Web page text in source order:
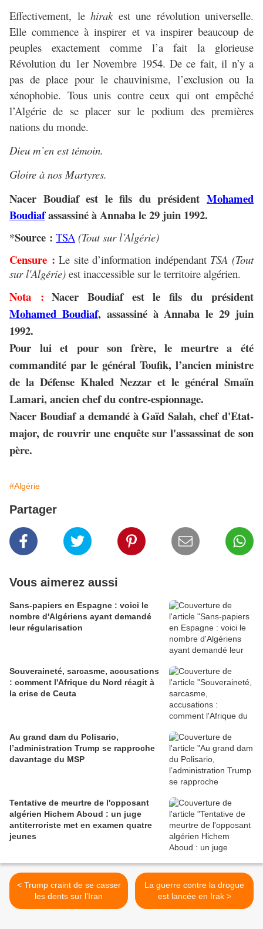
Effectivement, le hirak est une révolution universelle.
Elle commence à inspirer et va inspirer beaucoup de
peuples exactement comme l’a fait la glorieuse
Révolution du 1er Novembre 1954. De ce fait, il n’y a
pas de place pour le chauvinisme, l’exclusion ou la
xénophobie. Tous unis contre ceux qui ont empêché
l’Algérie de se placer sur le podium des premières
nations du monde.
Dieu m’en est témoin.
Gloire à nos Martyres.
Nacer Boudiaf est le fils du président Mohamed
Boudiafassassiné à Annaba le 29 juin 1992.
*Source : TSA (Tout sur l’Algérie)
Censure : Le site d’information indépendant TSA (Tout
sur l'Algérie) est inaccessible sur le territoire algérien.
Nota : Nacer Boudiaf est le fils du président
Mohamed Boudiaf, assassiné à Annaba le 29 juin
1992.
Pour lui et pour son frère, le meurtre a été
commandité par le général Toufik, l’ancien ministre
de la Défense Khaled Nezzar et le général Smaïn
Lamari, ancien chef du contre-espionnage.
Nacer Boudiaf a demandé à Gaïd Salah, chef d'Etat-
major, de rouvrir une enquête sur l'assassinat de son
père.
#Algérie
Partager
Vous aimerez aussi
Sans-papiers en Espagne : voici le
nombre d'Algériens ayant demandé
leur régularisation
Souveraineté, sarcasme, accusations
: comment l'Afrique du Nord réagit à
la crise de Ceuta
Au grand dam du Polisario,
l’administration Trump se rapproche
davantage du MSP
Tentative de meurtre de l'opposant
algérien Hichem Aboud : un juge
antiterroriste met en examen quatre
jeunes
< Trump craint de se casser
les dents sur l’Iran
La guerre contre la drogue
est lancée en Irak >